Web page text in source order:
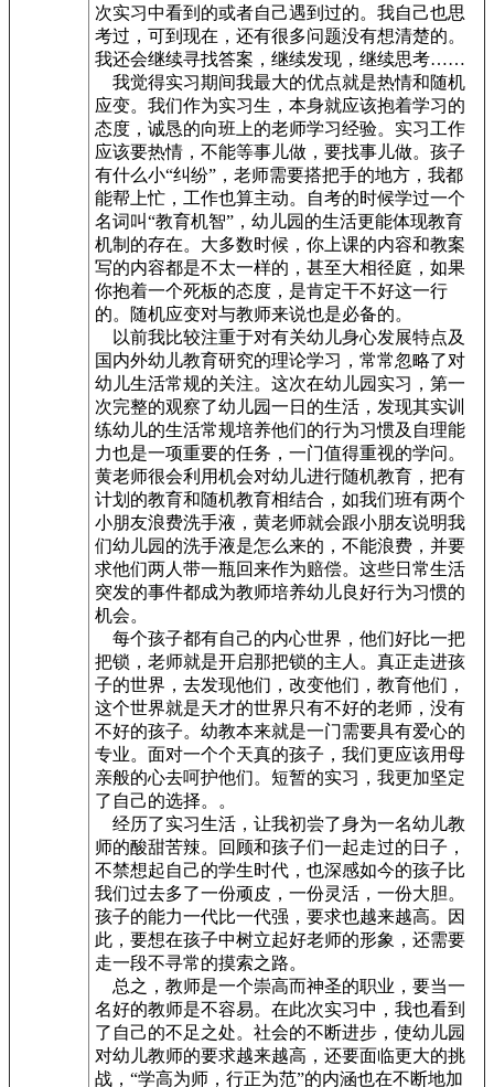
次实习中看到的或者自己遇到过的。我自己也思
考过，可到现在，还有很多问题没有想清楚的。
我还会继续寻找答案，继续发现，继续思考……
我觉得实习期间我最大的优点就是热情和随机
应变。我们作为实习生，本身就应该抱着学习的
态度，诚恳的向班上的老师学习经验。实习工作
应该要热情，不能等事儿做，要找事儿做。孩子
有什么小“纠纷”，老师需要搭把手的地方，我都
能帮上忙，工作也算主动。自考的时候学过一个
名词叫“教育机智”，幼儿园的生活更能体现教育
机制的存在。大多数时候，你上课的内容和教案
写的内容都是不太一样的，甚至大相径庭，如果
你抱着一个死板的态度，是肯定干不好这一行
的。随机应变对与教师来说也是必备的。
以前我比较注重于对有关幼儿身心发展特点及
国内外幼儿教育研究的理论学习，常常忽略了对
幼儿生活常规的关注。这次在幼儿园实习，第一
次完整的观察了幼儿园一日的生活，发现其实训
练幼儿的生活常规培养他们的行为习惯及自理能
力也是一项重要的任务，一门值得重视的学问。
黄老师很会利用机会对幼儿进行随机教育，把有
计划的教育和随机教育相结合，如我们班有两个
小朋友浪费洗手液，黄老师就会跟小朋友说明我
们幼儿园的洗手液是怎么来的，不能浪费，并要
求他们两人带一瓶回来作为赔偿。这些日常生活
突发的事件都成为教师培养幼儿良好行为习惯的
机会。
每个孩子都有自己的内心世界，他们好比一把
把锁，老师就是开启那把锁的主人。真正走进孩
子的世界，去发现他们，改变他们，教育他们，
这个世界就是天才的世界只有不好的老师，没有
不好的孩子。幼教本来就是一门需要具有爱心的
专业。面对一个个天真的孩子，我们更应该用母
亲般的心去呵护他们。短暂的实习，我更加坚定
了自己的选择。。
经历了实习生活，让我初尝了身为一名幼儿教
师的酸甜苦辣。回顾和孩子们一起走过的日子，
不禁想起自己的学生时代，也深感如今的孩子比
我们过去多了一份顽皮，一份灵活，一份大胆。
孩子的能力一代比一代强，要求也越来越高。因
此，要想在孩子中树立起好老师的形象，还需要
走一段不寻常的摸索之路。
总之，教师是一个崇高而神圣的职业，要当一
名好的教师是不容易。在此次实习中，我也看到
了自己的不足之处。社会的不断进步，使幼儿园
对幼儿教师的要求越来越高，还要面临更大的挑
战，“学高为师，行正为范”的内涵也在不断地加